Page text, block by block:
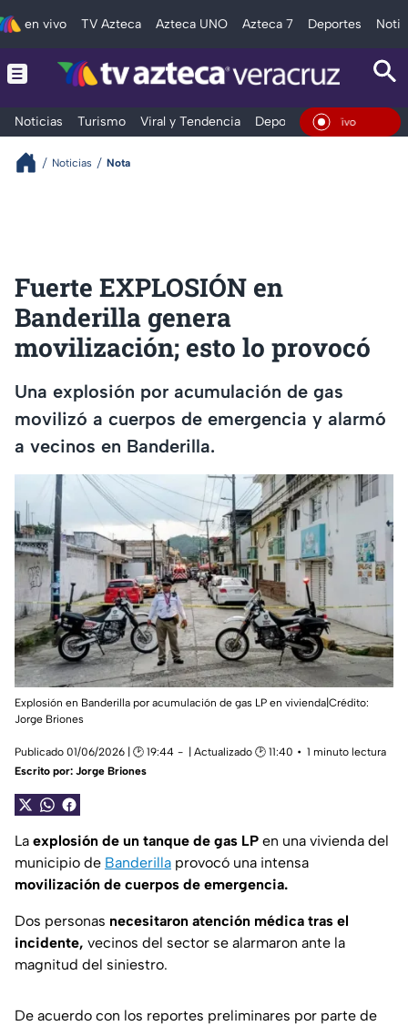
en vivo TV Azteca Azteca UNO Azteca 7 Deportes
Noticias Turismo Viral y Tendencia Deportes Espectáculos
En Vivo
Noticias Nota
Fuerte EXPLOSIÓN en
Banderilla genera
movilización; esto lo provocó
Una explosión por acumulación de gas
movilizó a cuerpos de emergencia y alarmó
a vecinos en Banderilla.
Explosión en Banderilla por acumulación de gas LP en vivienda|Crédito:
Jorge Briones
Publicado 01/06/2026 | 🕑 19:44 | Actualizado 🕑 11:40
1 minuto lectura
Escrito por: Jorge Briones
La explosión de un tanque de gas LP en una vivienda del
municipio de Banderilla provocó una intensa
movilización de cuerpos de emergencia.
Dos personas necesitaron atención médica tras el
incidente, vecinos del sector se alarmaron ante la
magnitud del siniestro.
De acuerdo con los reportes preliminares por parte de